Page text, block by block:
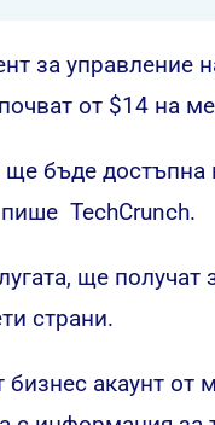
за управление
от $14 на
бъде
пише TechCrunch.
ще
страни.
акаунт от